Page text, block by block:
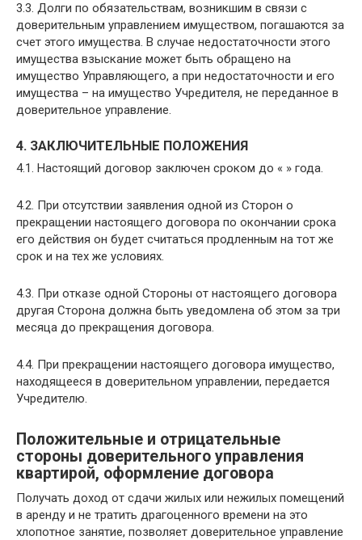
3.3. Долги по обязательствам, возникшим в связи с
доверительным управлением имуществом, погашаются за
счет этого имущества. В случае недостаточности этого
имущества взыскание может быть обращено на
имущество Управляющего, а при недостаточности и его
имущества – на имущество Учредителя, не переданное в
доверительное управление.
4. ЗАКЛЮЧИТЕЛЬНЫЕ ПОЛОЖЕНИЯ
4.1. Настоящий договор заключен сроком до « » года.
4.2. При отсутствии заявления одной из Сторон о
прекращении настоящего договора по окончании срока
его действия он будет считаться продленным на тот же
срок и на тех же условиях.
4.3. При отказе одной Стороны от настоящего договора
другая Сторона должна быть уведомлена об этом за три
месяца до прекращения договора.
4.4. При прекращении настоящего договора имущество,
находящееся в доверительном управлении, передается
Учредителю.
Положительные и отрицательные
стороны доверительного управления
квартирой, оформление договора
Получать доход от сдачи жилых или нежилых помещений
в аренду и не тратить драгоценного времени на это
хлопотное занятие, позволяет доверительное управление